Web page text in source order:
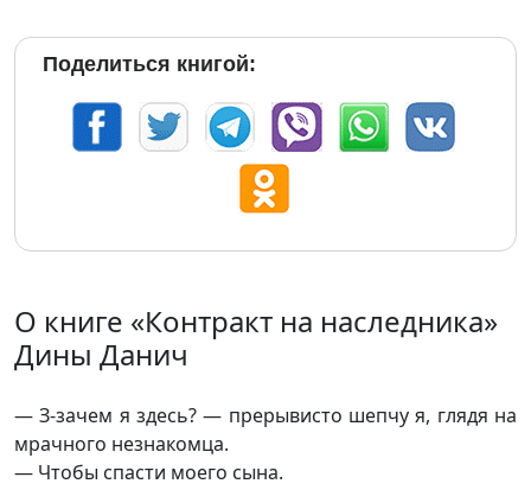
Поделиться книгой:
О книге «Контракт на наследника»
Дины Данич
— З-зачем я здесь? — прерывисто шепчу я, глядя на
мрачного незнакомца.
— Чтобы спасти моего сына.